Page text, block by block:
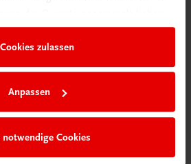
Cookies zulassen
Anpassen
notwendige Cookies